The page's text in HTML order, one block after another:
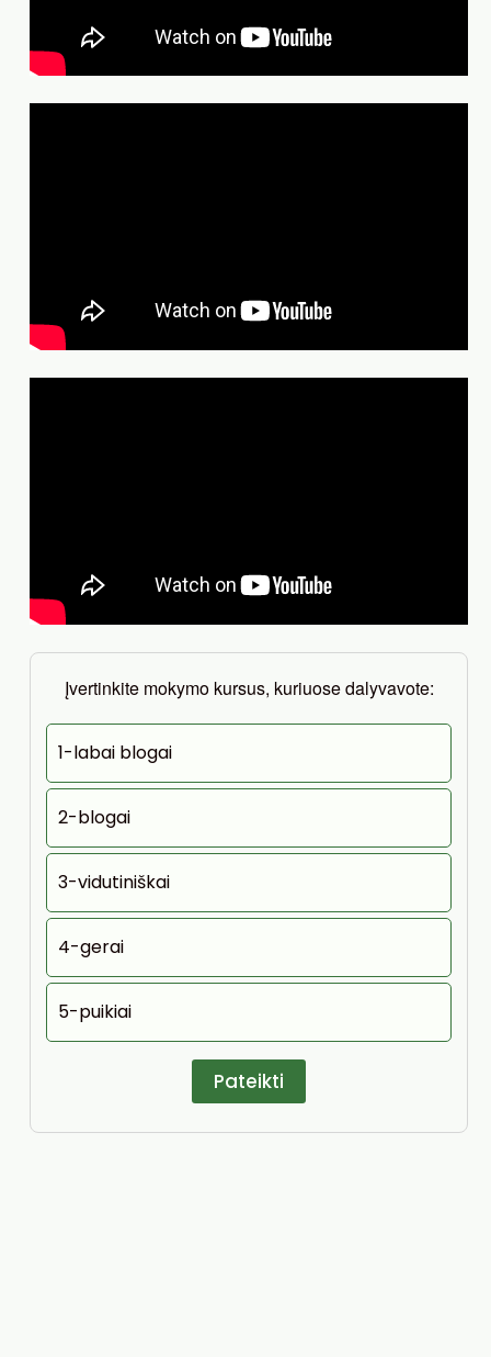
Įvertinkite mokymo kursus, kuriuose dalyvavote:
1-labai blogai
2-blogai
3-vidutiniškai
4-gerai
5-puikiai